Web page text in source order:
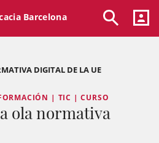
Barcelona
DIGITAL DE LA UE
| TIC | CURSO
ola normativa